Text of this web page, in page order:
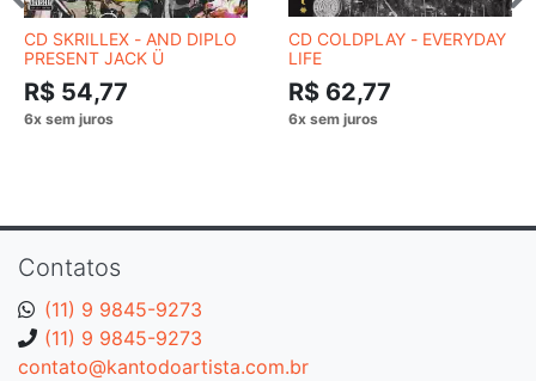
CD SKRILLEX - AND DIPLO
PRESENT JACK Ü
R$ 54,77
CD COLDPLAY - EVERYDAY
LIFE
R$ 62,77
Contatos
(11) 9 9845-9273
(11) 9 9845-9273
contato@kantodoartista.com.br